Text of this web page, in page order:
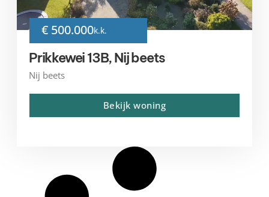
€ 500.000k.k.
Prikkewei 13B, Nij beets
Nij beets
Bekijk woning